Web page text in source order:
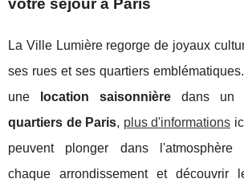
La Ville Lumière regorge de joyaux
ses rues et ses quartiers
une
location saisonnière dans un
quartiers de Paris, plus d'informations
peuvent plonger dans l'atmosphère
chaque arrondissement et découvrir